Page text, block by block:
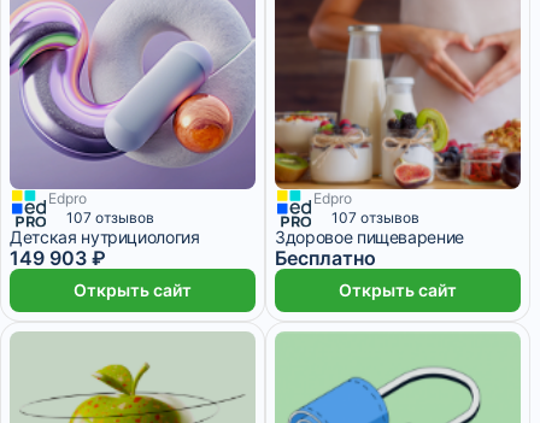
6 месяцев
Edpro
107 отзывов
Детская нутрициология
149 903 ₽
Открыть сайт
Edpro
107 отзывов
Здоровое пищеварение
Бесплатно
Открыть сайт